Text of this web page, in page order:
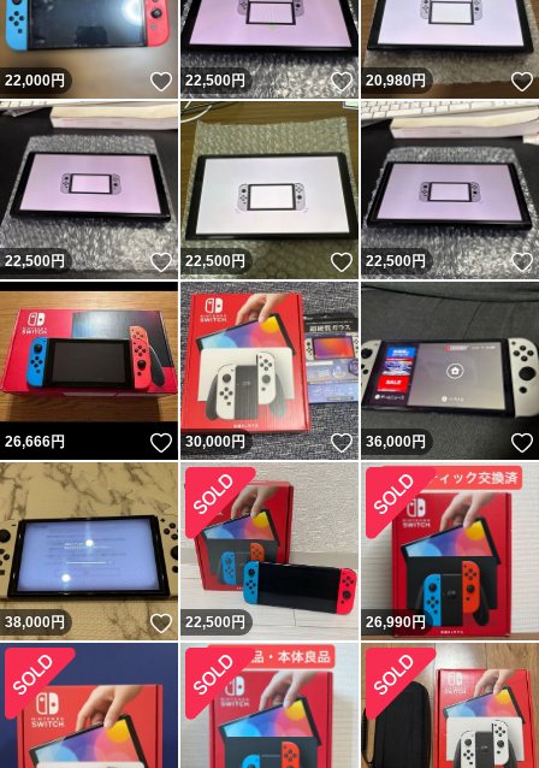
22,000円 いいね！
22,500円 いいね！
20,980円
22,500円 いいね！
22,500円 いいね！
22,500円
26,666円 いいね！
30,000円 いいね！
36,000円
38,000円 いいね！
22,500円 26,990円